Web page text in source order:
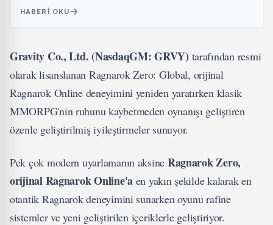
HABERI OKU
Gravity Co., Ltd. (NasdaqGM: GRVY) tarafından resmi
olarak lisanslanan Ragnarok Zero: Global, orijinal
Ragnarok Online deneyimini yeniden yaratırken klasik
MMORPG'nin ruhunu kaybetmeden oynanışı geliştiren
özenle geliştirilmiş iyileştirmeler sunuyor.
Pek çok modern uyarlamanın aksine Ragnarok Zero,
orijinal Ragnarok Online'aen yakın şekilde kalarak en
otantik Ragnarok deneyimini sunarken oyunu rafine
sistemler ve yeni geliştirilen içeriklerle geliştiriyor.